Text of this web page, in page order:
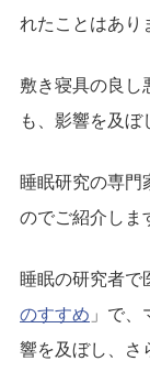
れたことはあり
敷き寝具の良し
も、影響を及ぼ
睡眠研究の専門
のでご紹介しま
睡眠の研究者で
のすすめ 」で
響を及ぼし、さ